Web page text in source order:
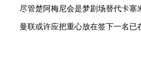
尽管楚阿梅尼会是梦剧场替代卡塞
曼联或许应把重心放在签下一名已